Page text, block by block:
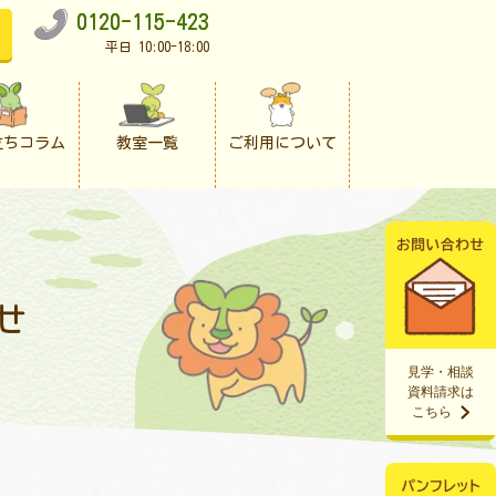
0120-115-423
平日 10:00-18:00
コラム 教室一覧 ご利用について
見学・相談
資料請求は
こちら